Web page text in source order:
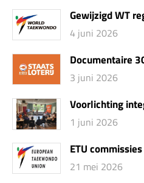
Gewijzigd WT
4 juni 2026
Documentaire
3 juni 2026
Voorlichting
1 juni 2026
ETU commissies
21 mei 2026